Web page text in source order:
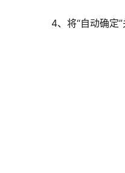
4、将“自动确定